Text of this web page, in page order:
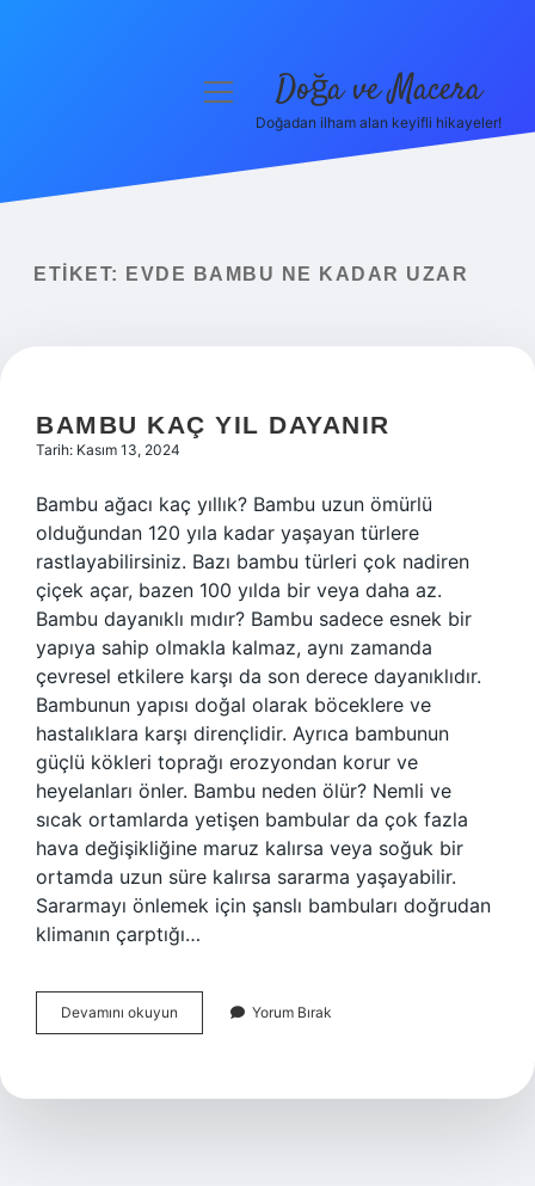
Yasal Uyarı
menüyü Doğa ve Macera
Doğadan ilham alan keyifli hikayeler!
ETIKET: EVDE BAMBU NE KADAR UZAR
BAMBU KAÇ YIL DAYANIR
Tarih: Kasım 13, 2024
Bambu ağacı kaç yıllık? Bambu uzun ömürlü
olduğundan 120 yıla kadar yaşayan türlere
rastlayabilirsiniz. Bazı bambu türleri çok nadiren
çiçek açar, bazen 100 yılda bir veya daha az.
Bambu dayanıklı mıdır? Bambu sadece esnek bir
yapıya sahip olmakla kalmaz, aynı zamanda
çevresel etkilere karşı da son derece dayanıklıdır.
Bambunun yapısı doğal olarak böceklere ve
hastalıklara karşı dirençlidir. Ayrıca bambunun
güçlü kökleri toprağı erozyondan korur ve
heyelanları önler. Bambu neden ölür? Nemli ve
sıcak ortamlarda yetişen bambular da çok fazla
hava değişikliğine maruz kalırsa veya soğuk bir
ortamda uzun süre kalırsa sararma yaşayabilir.
Sararmayı önlemek için şanslı bambuları doğrudan
klimanın çarptığı…
Devamını okuyun
Kaç
Yorum Bırak